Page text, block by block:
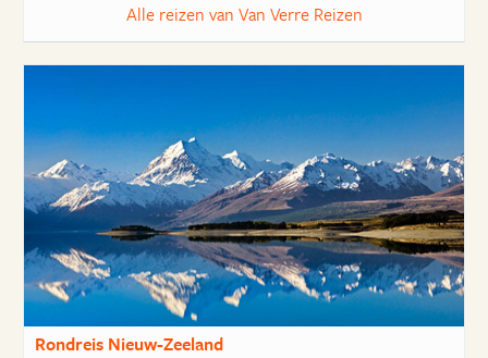
Alle reizen van Van Verre Reizen
Rondreis Nieuw-Zeeland